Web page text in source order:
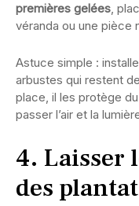
premières gelées,
véranda ou une pièce
Astuce simple :
arbustes qui restent
place, il les protège
passer l’air et la
4. Laisser
des